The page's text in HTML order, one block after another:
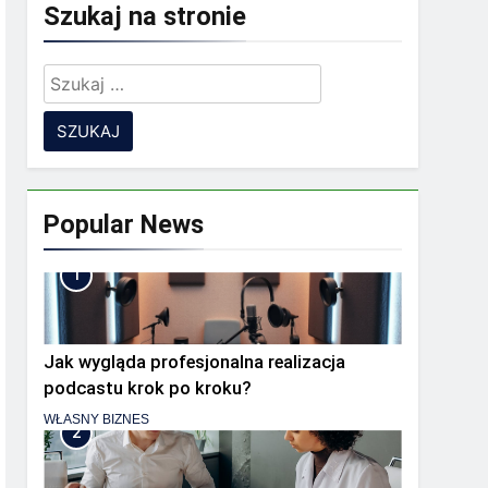
rozproszony?
Szukaj na stronie
Szukaj:
Popular News
1
Jak wygląda profesjonalna realizacja
podcastu krok po kroku?
WŁASNY BIZNES
2